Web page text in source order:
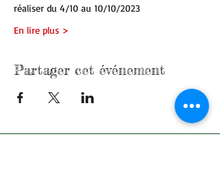
réaliser du 4/10 au 10/10/2023
En lire plus >
Partager cet événement